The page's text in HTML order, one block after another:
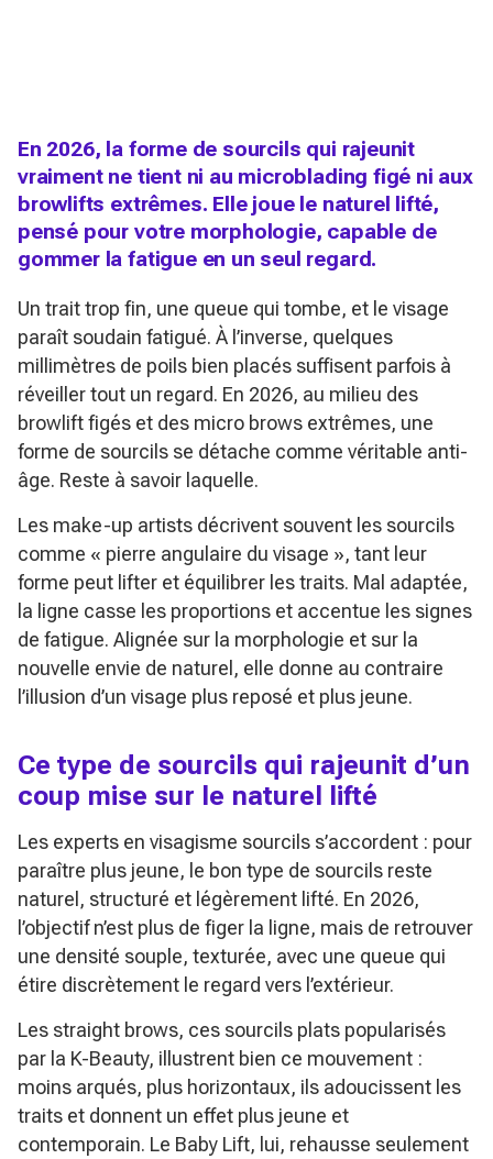
En 2026, la forme de sourcils qui rajeunit
vraiment ne tient ni au microblading figé ni aux
browlifts extrêmes. Elle joue le naturel lifté,
pensé pour votre morphologie, capable de
gommer la fatigue en un seul regard.
Un trait trop fin, une queue qui tombe, et le visage
paraît soudain fatigué. À l’inverse, quelques
millimètres de poils bien placés suffisent parfois à
réveiller tout un regard. En 2026, au milieu des
browlift figés et des micro brows extrêmes, une
forme de sourcils se détache comme véritable anti-
âge. Reste à savoir laquelle.
Les make-up artists décrivent souvent les sourcils
comme « pierre angulaire du visage », tant leur
forme peut lifter et équilibrer les traits. Mal adaptée,
la ligne casse les proportions et accentue les signes
de fatigue. Alignée sur la morphologie et sur la
nouvelle envie de naturel, elle donne au contraire
l’illusion d’un visage plus reposé et plus jeune.
Ce type de sourcils qui rajeunit d’un
coup mise sur le naturel lifté
Les experts en visagisme sourcils s’accordent : pour
paraître plus jeune, le bon type de sourcils reste
naturel, structuré et légèrement lifté. En 2026,
l’objectif n’est plus de figer la ligne, mais de retrouver
une densité souple, texturée, avec une queue qui
étire discrètement le regard vers l’extérieur.
Les straight brows, ces sourcils plats popularisés
par la K-Beauty, illustrent bien ce mouvement :
moins arqués, plus horizontaux, ils adoucissent les
traits et donnent un effet plus jeune et
contemporain. Le Baby Lift, lui, rehausse seulement